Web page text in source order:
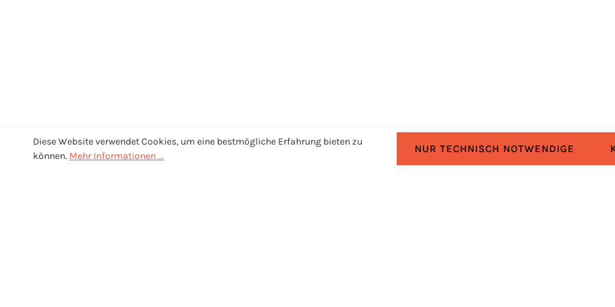
Diese Website verwendet Cookies, um eine bestmögliche Erfahrung bieten zu
können. Mehr Informationen ...
NUR TECHNISCH NOTWENDIGE